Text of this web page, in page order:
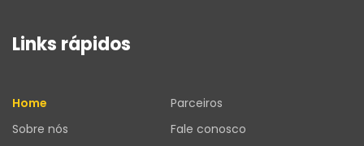
Links rápidos
Home
Sobre nós
Parceiros
Fale conosco